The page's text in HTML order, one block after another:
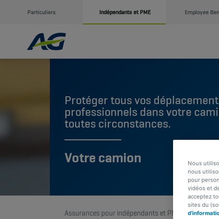
Particuliers Indépendants et PME Employee
Protéger tous vos
professionnels dans votre
toutes circonstances.
Votre camion
Assurances pour indépendants et PME Mobilité
Nous
nous
pour
vidéos et
acceptez
sites du